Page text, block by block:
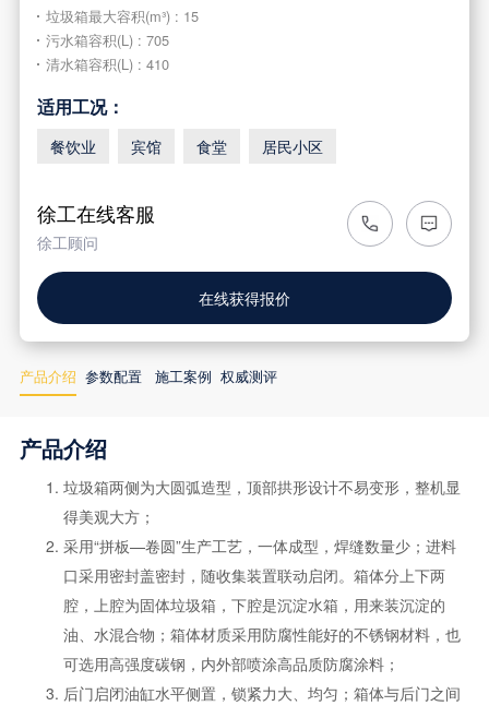
垃圾箱最大容积(m³) : 15
污水箱容积(L) : 705
清水箱容积(L) : 410
适用工况：
餐饮业 宾馆 食堂 居民小区
徐工在线客服
徐工顾问
在线获得报价
产品介绍 参数配置 施工案例 权威测评
产品介绍
垃圾箱两侧为大圆弧造型，顶部拱形设计不易变形，整机显
得美观大方；
采用“拼板—卷圆”生产工艺，一体成型，焊缝数量少；进料
口采用密封盖密封，随收集装置联动启闭。箱体分上下两
腔，上腔为固体垃圾箱，下腔是沉淀水箱，用来装沉淀的
油、水混合物；箱体材质采用防腐性能好的不锈钢材料，也
可选用高强度碳钢，内外部喷涂高品质防腐涂料；
后门启闭油缸水平侧置，锁紧力大、均匀；箱体与后门之间